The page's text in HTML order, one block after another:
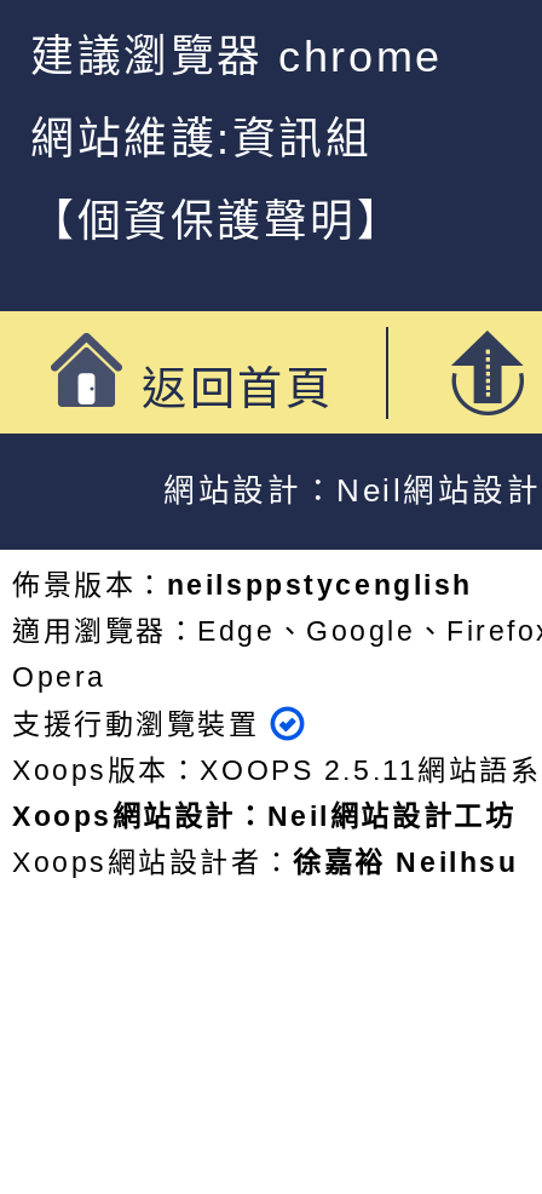
建議瀏覽器 chrome
網站維護:資訊組
【個資保護聲明】
返回首頁
網站設計：Neil網站設
佈景版本： neilsppstycenglish
適用瀏覽器：Edge、Google、
Opera
支援行動瀏覽裝置
Xoops版本： XOOPS 2.5.11網站語
Xoops網站設計 ： Neil網站設計工坊
Xoops網站設計者：徐嘉裕 Neilhsu